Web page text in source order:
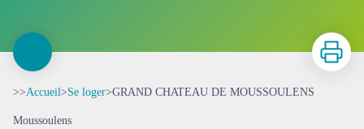
Imprimer
>>Accueil>Se loger>GRAND CHATEAU DE MOUSSOULENS
Moussoulens